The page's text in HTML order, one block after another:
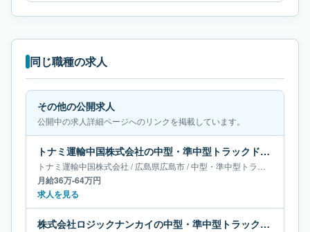
同じ職種の求人
その他の公開求人
公開中の求人詳細ページへのリンクを掲載しています。
トナミ運輸中国株式会社の中型・準中型トラックドライバー求人｜広島県広島市｜月給36万-64万円
トナミ運輸中国株式会社 /広島県広島市/中型・準中型トラックドライバー
月給36万-64万円
求人を見る
株式会社ロジックナンカイの中型・準中型トラックドライバー求人｜大阪府堺市｜月給66万円